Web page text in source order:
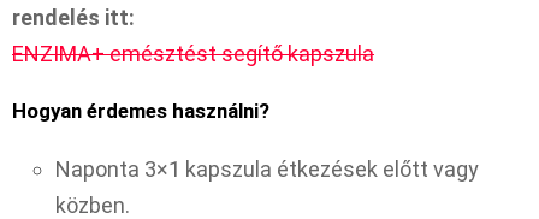
rendelés itt:
ENZIMA+ emésztést segítő kapszula
Hogyan érdemes használni?
Naponta 3×1 kapszula étkezések előtt vagy
közben.